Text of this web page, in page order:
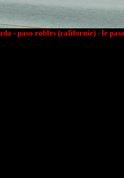
- paso robles (californie) - le